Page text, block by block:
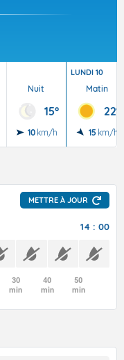
Nuit
15°
10 km/h
LUNDI 10
Matin
22°
15 km/h
METTRE À JOUR
14 : 00
30
min
40
min
50
min